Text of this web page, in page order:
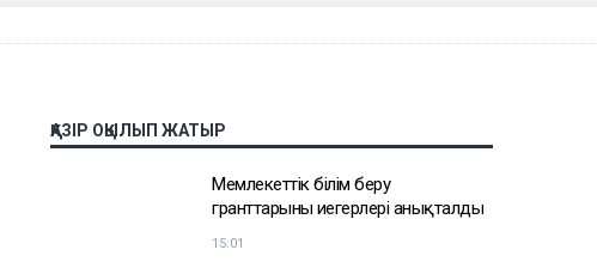
ҚАЗІР ОҚЫЛЫП ЖАТЫР
Мемлекеттік білім беру
гранттарының иегерлері анықталды
15:01